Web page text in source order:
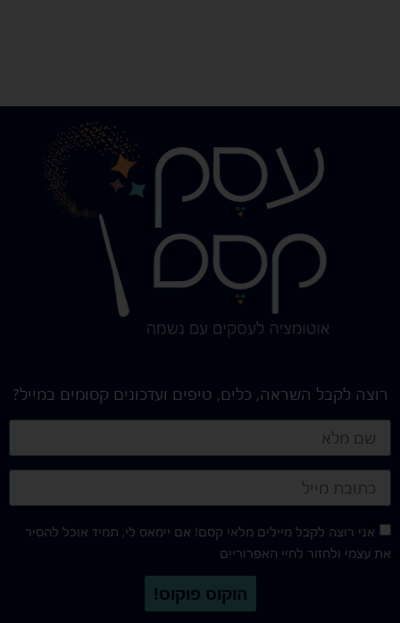
רוצה לקבל השראה, כלים, טיפים ועדכונים קסומים במייל?
אני רוצה לקבל מיילים מלאי קסם! אם יימאס לי, תמיד אוכל להסיר
את עצמי ולחזור לחיי האפרוריים
הוקוס פוקוס!